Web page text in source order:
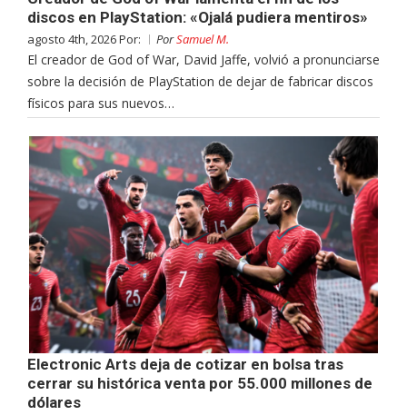
discos en PlayStation: «Ojalá pudiera mentiros»
agosto 4th, 2026 Por: PorSamuel M.
El creador de God of War, David Jaffe, volvió a pronunciarse
sobre la decisión de PlayStation de dejar de fabricar discos
físicos para sus nuevos…
Electronic Arts deja de cotizar en bolsa tras
cerrar su histórica venta por 55.000 millones de
dólares